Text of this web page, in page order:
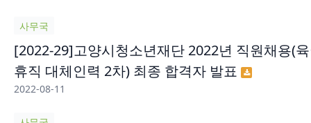
사무국
[2022-29]고양시청소년재단 2022년 직원채용(
휴직 대체인력 2차) 최종 합격자 발표
2022-08-11